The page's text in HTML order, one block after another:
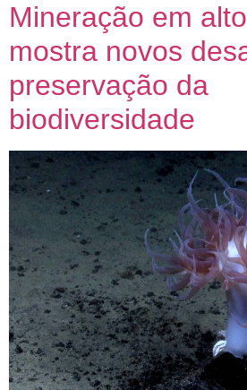
Mineração em
mostra novos
preservação da
biodiversidade